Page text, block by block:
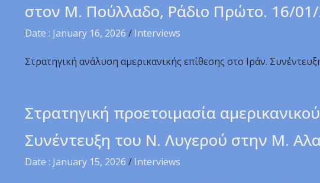
στον Μ. Πούλλαδο, Ράδιο Πρώτο. 16/
Date : January 16, 2026 / Interviews
Στρατηγική ανάλυση αμερικανικής επίθεσης στο Ιράν.
Στρατηγική προετοιμασία
Συνέντευξη του Ν. Λυγερού στην Μ.
Date : January 15, 2026 / Interviews